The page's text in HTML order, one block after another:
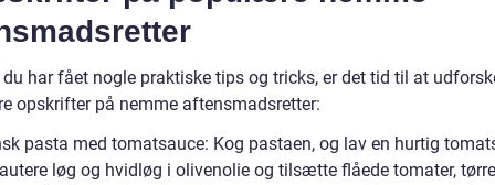
har fået nogle praktiske tips og tricks, er det tid til at
opskrifter på nemme aftensmadsretter:
pasta med tomatsauce: Kog pastaen, og lav en hurtig
løg og hvidløg i olivenolie og tilsætte flåede tomater,